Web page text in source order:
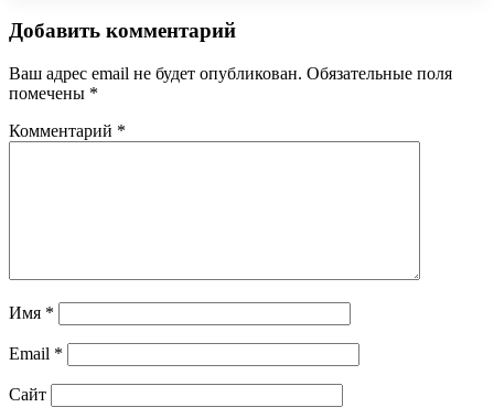
Добавить комментарий
Ваш адрес email не будет опубликован. Обязательные поля
помечены *
Комментарий *
Имя *
Email *
Сайт